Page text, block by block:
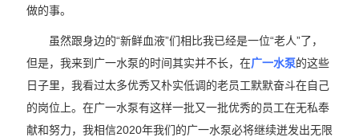
做的事。
虽然跟身边的“新鲜血液”们相比我已经是一位“老人”了，
但是，我来到广一水泵的时间其实并不长，在广一水泵的这些
日子里，我看过太多优秀又朴实低调的老员工默默奋斗在自己
的岗位上。在广一水泵有这样一批又一批优秀的员工在无私奉
献和努力，我相信2020年我们的广一水泵必将继续迸发出无限